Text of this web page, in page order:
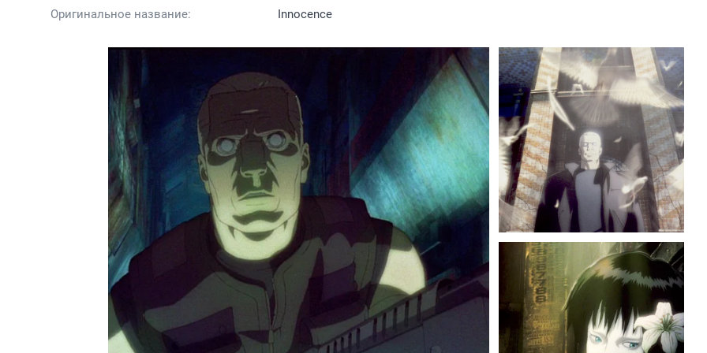
Оригинальное название: Innocence